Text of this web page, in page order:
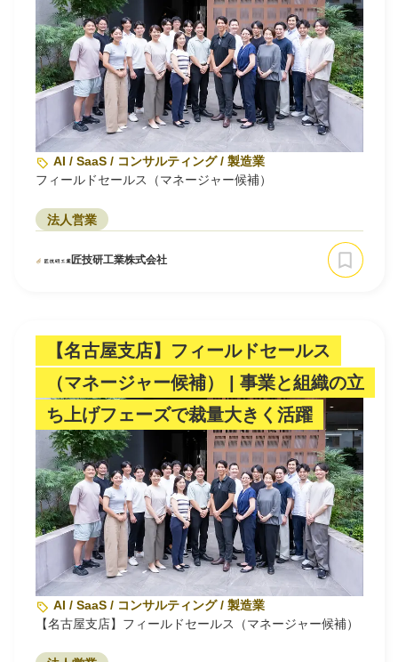
AI / SaaS / コンサルティング / 製造業
フィールドセールス（マネージャー候補）
法人営業
匠技研工業株式会社
【名古屋支店】フィールドセールス
（マネージャー候補） | 事業と組織の立
ち上げフェーズで裁量大きく活躍
AI / SaaS / コンサルティング / 製造業
【名古屋支店】フィールドセールス（マネージャー候補）